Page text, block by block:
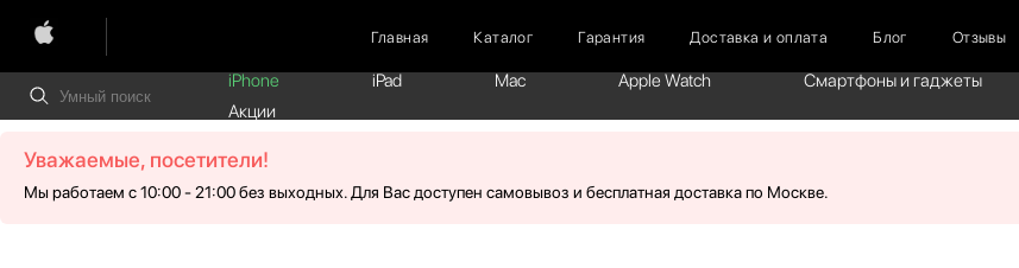
Главная Каталог Гарантия Доставка и оплата Блог Отзывы
iPhone iPad Mac Apple Watch Смартфоны и гаджеты
Акции
Уважаемые, посетители!
Мы работаем с 10:00 - 21:00 без выходных. Для Вас доступен самовывоз и бесплатная доставка по Москве.